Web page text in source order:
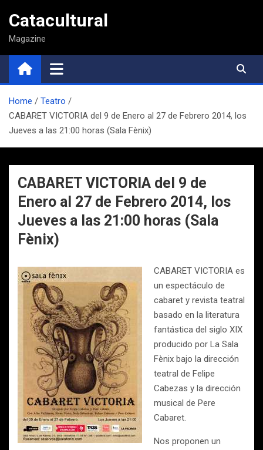
contenido
Catacultural
Magazine
Home
Teatro
CABARET VICTORIA del 9 de Enero al 27 de Febrero 2014, los
Jueves a las 21:00 horas (Sala Fènix)
CABARET VICTORIA del 9 de
Enero al 27 de Febrero 2014, los
Jueves a las 21:00 horas (Sala
Fènix)
CABARET VICTORIA es
un espectáculo de
cabaret y revista teatral
basado en la literatura
fantástica del siglo XIX
producido por La Sala
Fènix bajo la dirección
teatral de Felipe
Cabezas y la dirección
musical de Pere
Cabaret.
Nos proponen un